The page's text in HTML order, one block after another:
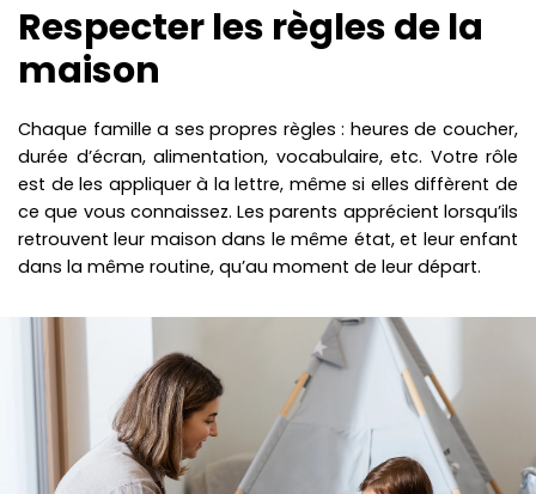
Respecter les règles de la
maison
Chaque famille a ses propres règles : heures de coucher,
durée d’écran, alimentation, vocabulaire, etc. Votre rôle
est de les appliquer à la lettre, même si elles diffèrent de
ce que vous connaissez. Les parents apprécient lorsqu’ils
retrouvent leur maison dans le même état, et leur enfant
dans la même routine, qu’au moment de leur départ.